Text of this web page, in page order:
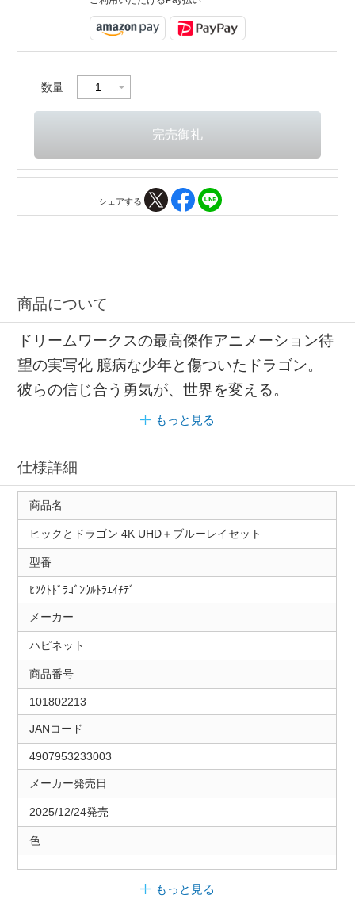
数量
シェアする
商品について
ドリームワークスの最高傑作アニメーション待
望の実写化 臆病な少年と傷ついたドラゴン。
彼らの信じ合う勇気が、世界を変える。
もっと見る
仕様詳細
商品名
ヒックとドラゴン 4K UHD＋ブルーレイセット
型番
ﾋﾂｸﾄﾄﾞﾗｺﾞﾝｳﾙﾄﾗｴｲﾁﾃﾞ
メーカー
ハピネット
商品番号
101802213
JANコード
4907953233003
メーカー発売日
2025/12/24発売
色
もっと見る